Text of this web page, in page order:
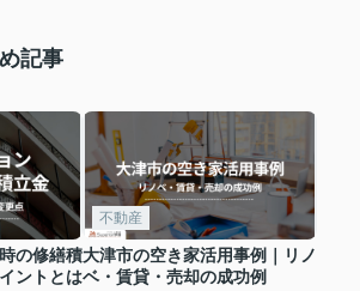
記事
の修繕積
ントとは
不動産
大津市の空き家活用事例｜リノ
ベ・賃貸・売却の成功例